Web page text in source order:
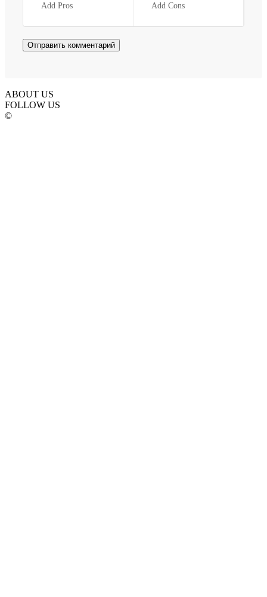
Add Pros Add Cons
ABOUT US
FOLLOW US
©